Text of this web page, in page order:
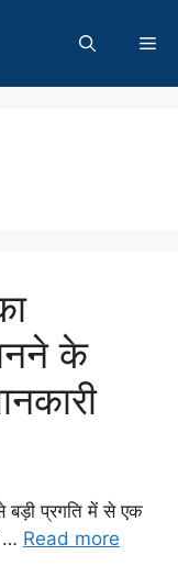
के
बड़ी प्रगति में से एक
… Read more